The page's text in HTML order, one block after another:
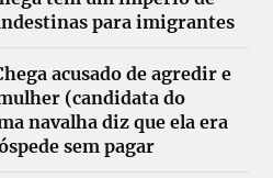
para imigrantes
acusado de agredir e
(candidata do
navalha diz que ela era
sem pagar